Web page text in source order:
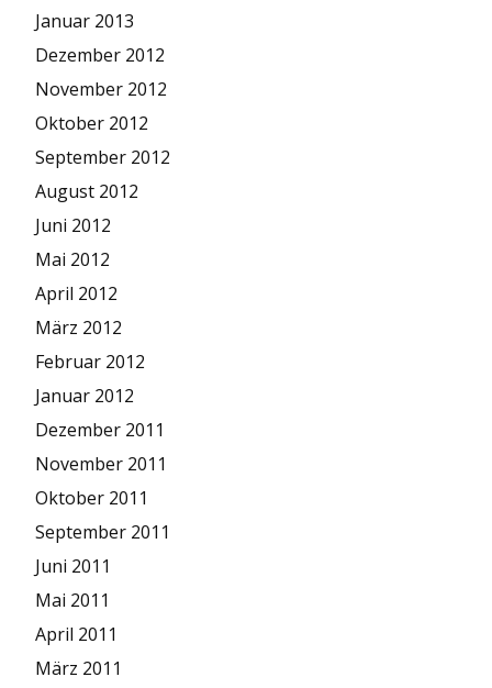
Januar 2013
Dezember 2012
November 2012
Oktober 2012
September 2012
August 2012
Juni 2012
Mai 2012
April 2012
März 2012
Februar 2012
Januar 2012
Dezember 2011
November 2011
Oktober 2011
September 2011
Juni 2011
Mai 2011
April 2011
März 2011